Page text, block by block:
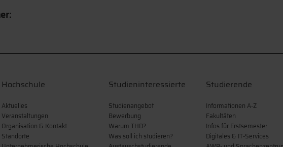
Hochschule Studieninteressierte Studierende